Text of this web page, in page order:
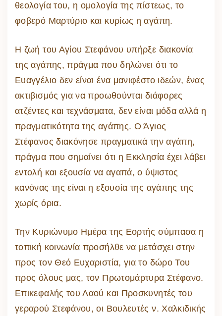
θεολογία του, η ομολογία της πίστεως, το
φοβερό Μαρτύριο και κυρίως η αγάπη.
Η ζωή του Αγίου Στεφάνου υπήρξε διακονία
της αγάπης, πράγμα που δηλώνει ότι το
Ευαγγέλιο δεν είναι ένα μανιφέστο ιδεών, ένας
ακτιβισμός για να προωθούνται διάφορες
ατζέντες και τεχνάσματα, δεν είναι μόδα αλλά η
πραγματικότητα της αγάπης. Ο Άγιος
Στέφανος διακόνησε πραγματικά την αγάπη,
πράγμα που σημαίνει ότι η Εκκλησία έχει λάβει
εντολή και εξουσία να αγαπά, ο ύψιστος
κανόνας της είναι η εξουσία της αγάπης της
χωρίς όρια.
Την Κυριώνυμο Ημέρα της Εορτής σύμπασα η
τοπική κοινωνία προσήλθε να μετάσχει στην
προς τον Θεό Ευχαριστία, για το δώρο Του
προς όλους μας, τον Πρωτομάρτυρα Στέφανο.
Επικεφαλής του Λαού και Προσκυνητές του
γεραρού Στεφάνου, οι Βουλευτές ν. Χαλκιδικής